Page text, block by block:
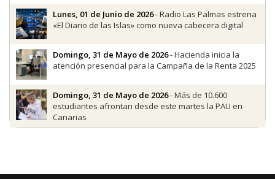
Lunes, 01 de Junio de 2026- Radio Las Palmas estrena
«El Diario de las Islas» como nueva cabecera digital
Domingo, 31 de Mayo de 2026- Hacienda inicia la
atención presencial para la Campaña de la Renta 2025
Domingo, 31 de Mayo de 2026- Más de 10.600
estudiantes afrontan desde este martes la PAU en
Canarias